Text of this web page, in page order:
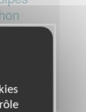
les
semaine